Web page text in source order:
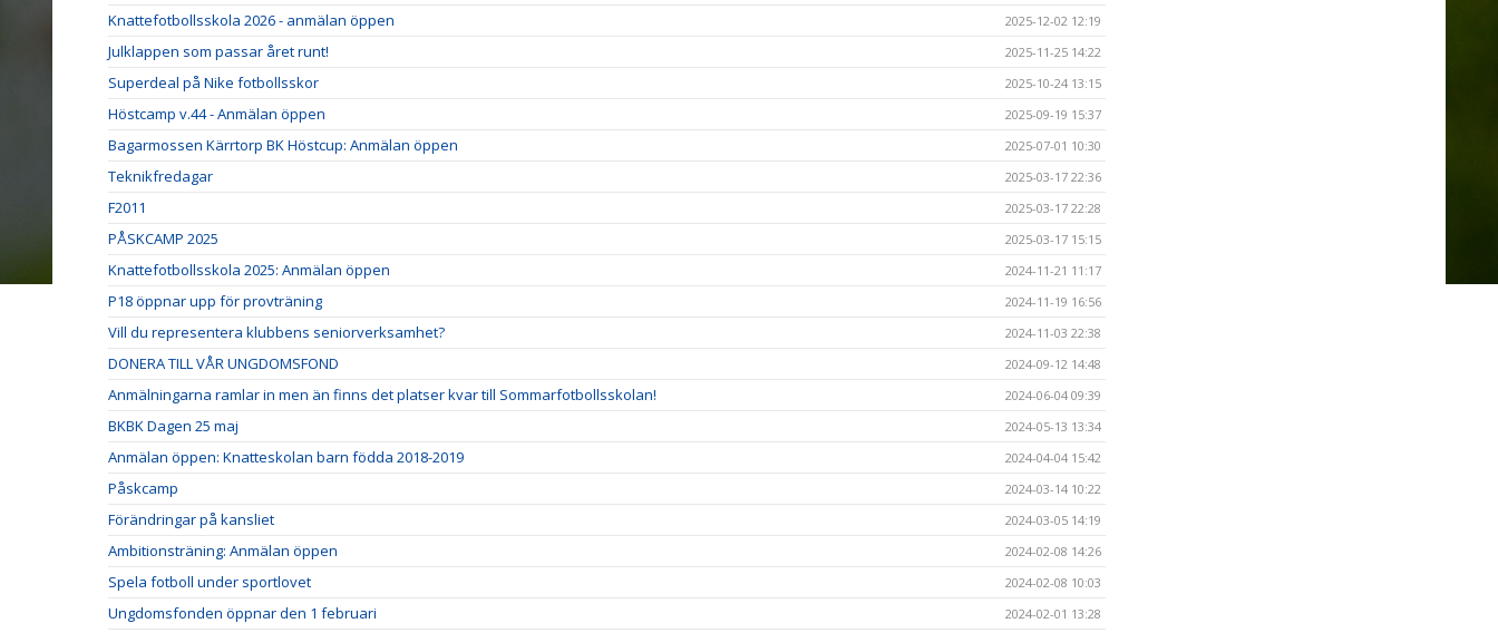
Knattefotbollsskola 2026 - anmälan öppen 2025-12-02 12:19
Julklappen som passar året runt! 2025-11-25 14:22
Superdeal på Nike fotbollsskor 2025-10-24 13:15
Höstcamp v.44 - Anmälan öppen 2025-09-19 15:37
Bagarmossen Kärrtorp BK Höstcup: Anmälan öppen 2025-07-01 10:30
Teknikfredagar 2025-03-17 22:36
F2011 2025-03-17 22:28
PÅSKCAMP 2025 2025-03-17 15:15
Knattefotbollsskola 2025: Anmälan öppen 2024-11-21 11:17
P18 öppnar upp för provträning 2024-11-19 16:56
Vill du representera klubbens seniorverksamhet? 2024-11-03 22:38
DONERA TILL VÅR UNGDOMSFOND 2024-09-12 14:48
Anmälningarna ramlar in men än finns det platser kvar till Sommarfotbollsskolan! 2024-06-04 09:39
BKBK Dagen 25 maj 2024-05-13 13:34
Anmälan öppen: Knatteskolan barn födda 2018-2019 2024-04-04 15:42
Påskcamp 2024-03-14 10:22
Förändringar på kansliet 2024-03-05 14:19
Ambitionsträning: Anmälan öppen 2024-02-08 14:26
Spela fotboll under sportlovet 2024-02-08 10:03
Ungdomsfonden öppnar den 1 februari 2024-02-01 13:28